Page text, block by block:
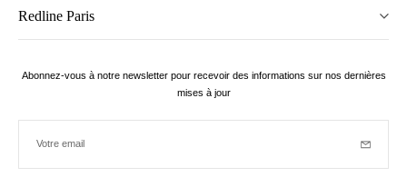
Redline Paris
Abonnez-vous à notre newsletter pour recevoir des informations sur nos dernières
mises à jour
Votre email